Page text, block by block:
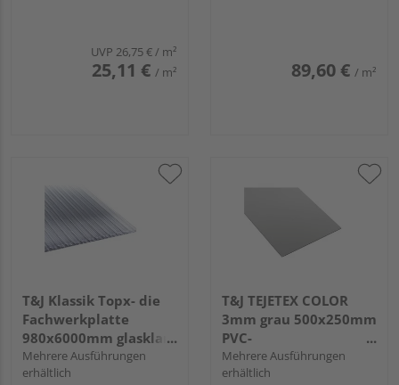
UVP 26,75 €/ m²
25,11 € / m² 89,60 € / m²
T&J Klassik Topx- die
Fachwerkplatte
980x6000mm glasklar
16mm
Mehrere Ausführungen
erhältlich
T&J TEJETEX COLOR
3mm grau 500x250mm
PVC-
Hartschaumplatten
Mehrere Ausführungen
erhältlich